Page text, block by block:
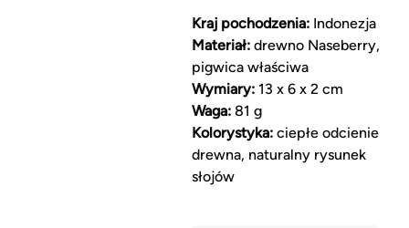
Kraj pochodzenia:Indonezja
Materiał:drewno Naseberry,
pigwica właściwa
Wymiary:13 x 6 x 2 cm
Waga:81 g
Kolorystyka:ciepłe odcienie
drewna, naturalny rysunek
słojów